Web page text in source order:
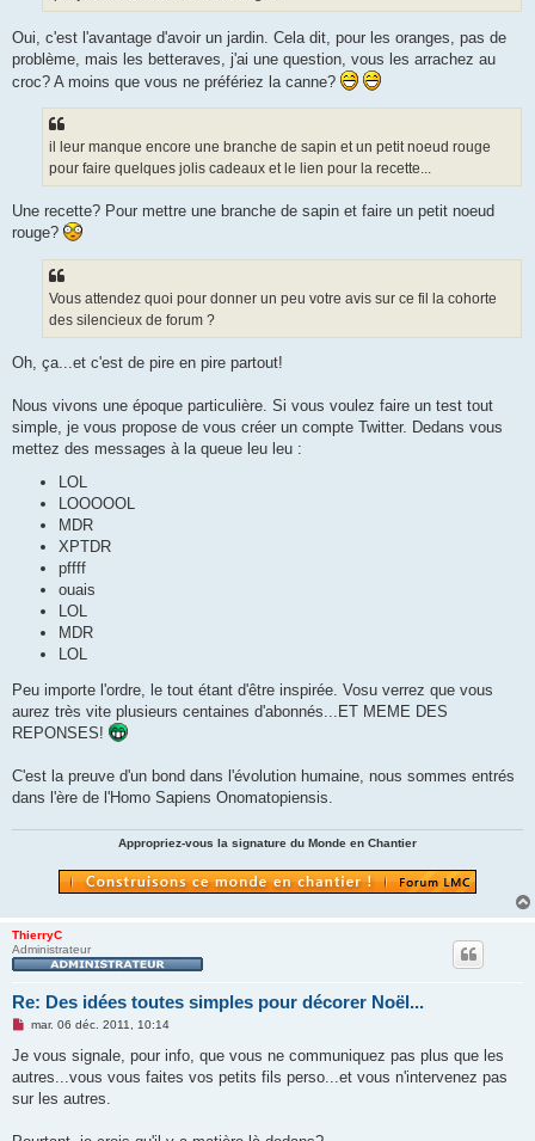
Oui, c'est l'avantage d'avoir un jardin. Cela dit, pour les oranges, pas de
problème, mais les betteraves, j'ai une question, vous les arrachez au
croc? A moins que vous ne préfériez la canne?
il leur manque encore une branche de sapin et un petit noeud rouge
pour faire quelques jolis cadeaux et le lien pour la recette...
Une recette? Pour mettre une branche de sapin et faire un petit noeud
rouge?
Vous attendez quoi pour donner un peu votre avis sur ce fil la cohorte
des silencieux de forum ?
Oh, ça...et c'est de pire en pire partout!
Nous vivons une époque particulière. Si vous voulez faire un test tout
simple, je vous propose de vous créer un compte Twitter. Dedans vous
mettez des messages à la queue leu leu :
LOL
LOOOOOL
MDR
XPTDR
pffff
ouais
LOL
MDR
LOL
Peu importe l'ordre, le tout étant d'être inspirée. Vosu verrez que vous
aurez très vite plusieurs centaines d'abonnés...ET MEME DES
REPONSES!
C'est la preuve d'un bond dans l'évolution humaine, nous sommes entrés
dans l'ère de l'Homo Sapiens Onomatopiensis.
Appropriez-vous la signature du Monde en Chantier
ThierryC
Administrateur
Re: Des idées toutes simples pour décorer Noël...
M
s
a
g
o
mar. 06 déc. 2011, 10:14
Je vous signale, pour info, que vous ne communiquez pas plus que les
autres...vous vous faites vos petits fils perso...et vous n'intervenez pas
sur les autres.